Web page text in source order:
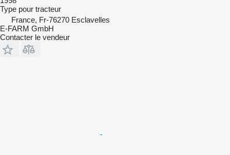
Type pour tracteur
France, Fr-76270 Esclavelles
E-FARM GmbH
Contacter le vendeur